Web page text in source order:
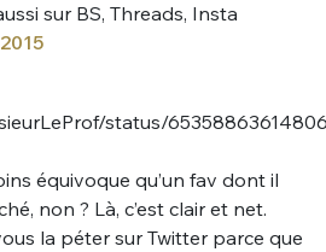
sur BS, Threads, Insta
status/
équivoque qu’un fav dont il
non ? Là, c’est clair et net.
la péter sur Twitter parce que